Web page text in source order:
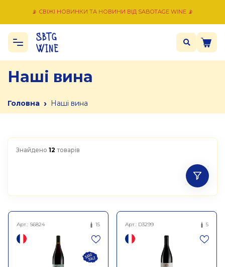
📡 СВІЖІ НОВИНКИ ТА НОВИНИ ВІД SABOTAGE WINE 📡
Наші вина
Головна › Наші вина
Знайдено 12 товарів
Арт.: S6824 15 Арт.: D3299 5